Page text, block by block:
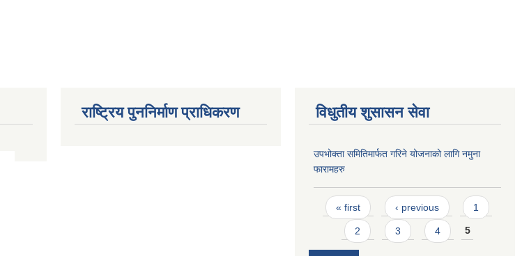
राष्ट्रिय पुननिर्माण प्राधिकरण विधुतीय शुसासन सेवा
उपभोक्ता समितिमार्फत गरिने योजनाको लागि नमुना
फारामहरु
Pages
« first ‹ previous 1
2 3 4 5